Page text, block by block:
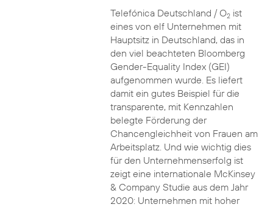
Telefónica Deutschland / O2ist
eines von elf Unternehmen mit
Hauptsitz in Deutschland, das in
den viel beachteten Bloomberg
Gender-Equality Index (GEI)
aufgenommen wurde. Es liefert
damit ein gutes Beispiel für die
transparente, mit Kennzahlen
belegte Förderung der
Chancengleichheit von Frauen am
Arbeitsplatz. Und wie wichtig dies
für den Unternehmenserfolg ist
zeigt eine internationale McKinsey
& Company Studie aus dem Jahr
2020: Unternehmen mit hoher